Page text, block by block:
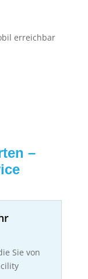
erreichbar
–
Sie von